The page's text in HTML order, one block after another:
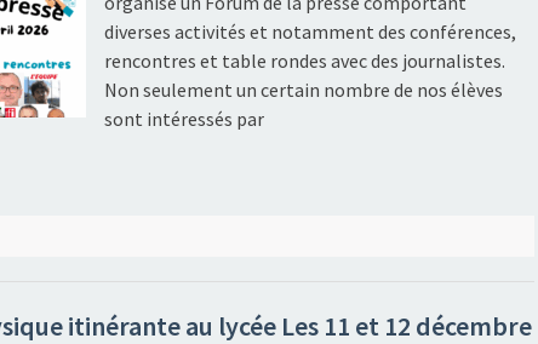
diverses activités et notamment des conférences,
rencontres et table rondes avec des journalistes.
Non seulement un certain nombre de nos élèves
sont intéressés par
itinérante au lycée Les 11 et 12 décembre